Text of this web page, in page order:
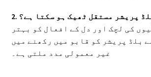
بلڈ پریشر مستقل ٹھیک ہو سکتا ہے؟
کی لچک اور دل کے افعال کو بہتر
بلڈ پریشر کو قابو میں رکھنے میں
غیر معمولی مدد ملتی ہے۔